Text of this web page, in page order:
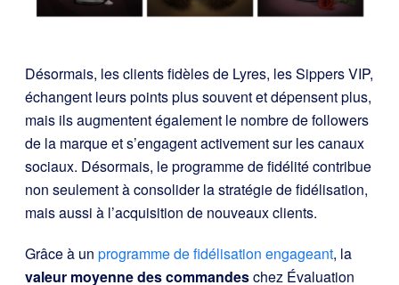
Désormais, les clients fidèles de Lyres, les Sippers VIP,
échangent leurs points plus souvent et dépensent plus,
mais ils augmentent également le nombre de followers
de la marque et s’engagent activement sur les canaux
sociaux. Désormais, le programme de fidélité contribue
non seulement à consolider la stratégie de fidélisation,
mais aussi à l’acquisition de nouveaux clients.
Grâce à un programme de fidélisation engageant, la
valeur moyenne des commandeschez Évaluation